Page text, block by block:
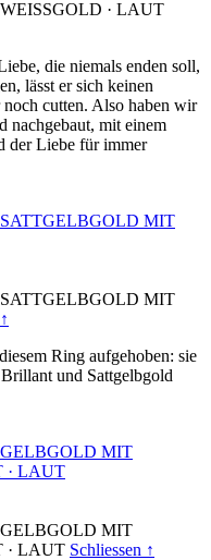
· LAUT
die niemals enden soll,
lässt er sich keinen
cutten. Also haben wir
nachgebaut, mit einem
der Liebe für immer
SATTGELBGOLD MIT
SATTGELBGOLD MIT
Ring aufgehoben: sie
und Sattgelbgold
GELBGOLD MIT
· LAUT
GELBGOLD MIT
· LAUT Schliessen ↑